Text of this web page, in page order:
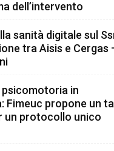
dell’intervento
sanità digitale sul
tra Aisis e Cergas
in
Fimeuc propone un
un protocollo unico